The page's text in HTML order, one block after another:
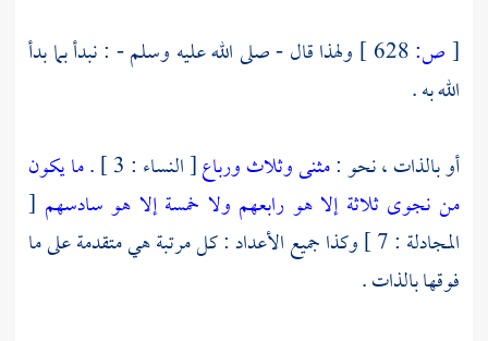
[ص:
ولهذا قال - صلى الله عليه وسلم - : نبدأ بما بدأ
الله به .
أو بالذات ، نحو :مثنى وثلاث ورباع[ النساء : 3 ] .
ما يكون
من نجوى ثلاثة إلا هو رابعهم ولا خمسة إلا هو سادسهم [
المجادلة : 7 ] وكذا جميع الأعداد : كل مرتبة هي متقدمة على ما
فوقها بالذات .